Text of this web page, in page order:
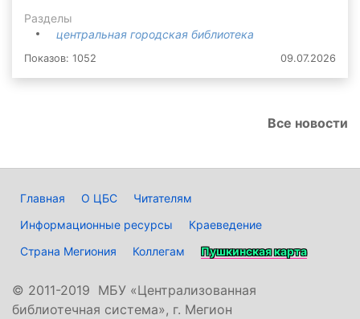
Разделы
центральная городская библиотека
Показов: 1052 09.07.2026
Все новости
Главная О ЦБС
Читателям
Информационные ресурсы
Краеведение
Страна Мегиония
Коллегам Пушкинская карта
© 2011-2019 МБУ «Централизованная
библиотечная система», г. Мегион